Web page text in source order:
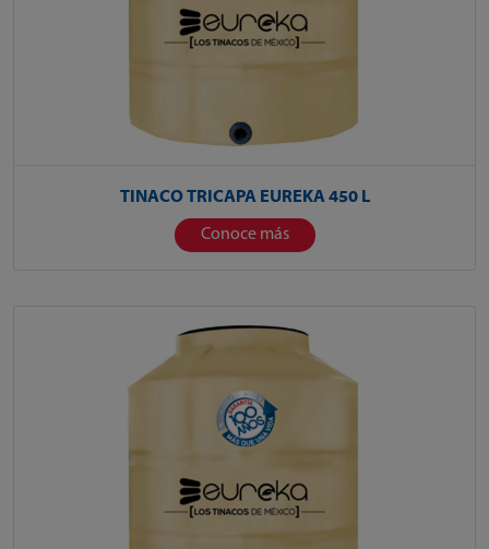
TINACO TRICAPA EUREKA 450 L
Conoce más